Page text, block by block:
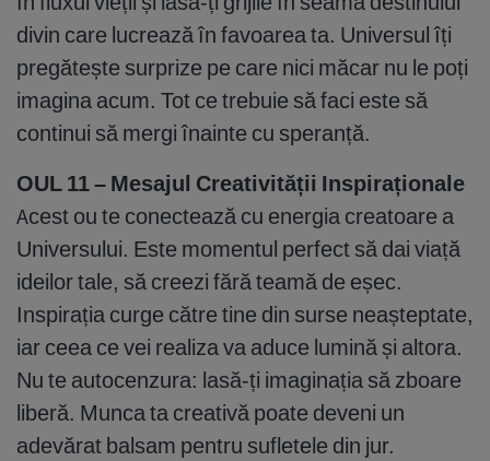
divin care lucrează în favoarea ta. Universul îți
pregătește surprize pe care nici măcar nu le poți
imagina acum. Tot ce trebuie să faci este să
continui să mergi înainte cu speranță.
OUL 11 – Mesajul Creativității Inspiraționale
Acest ou te conectează cu energia creatoare a
Universului. Este momentul perfect să dai viață
ideilor tale, să creezi fără teamă de eșec.
Inspirația curge către tine din surse neașteptate,
iar ceea ce vei realiza va aduce lumină și altora.
Nu te autocenzura: lasă-ți imaginația să zboare
liberă. Munca ta creativă poate deveni un
adevărat balsam pentru sufletele din jur.